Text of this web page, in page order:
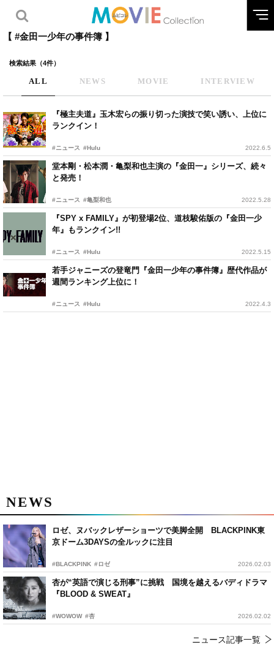
【 #金田一少年の事件簿 】
検索結果（4件）
ALL NEWS MOVIE INTERVIEW
『極主夫道』玉木宏らの振り切った演技で笑い誘い、上位に
ランクイン！
#ニュース #Hulu 2022.6.5
堂本剛・松本潤・亀梨和也主演の『金田一』シリーズ、続々
と発売！
#ニュース #亀梨和也 2022.5.28
『SPY x FAMILY』が初登場2位、道枝駿佑版の『金田一少
年』もランクイン!!
#ニュース #Hulu 2022.5.15
若手ジャニーズの登竜門『金田一少年の事件簿』歴代作品が
週間ランキング上位に！
#ニュース #Hulu 2022.4.3
NEWS
ロゼ、ヌバックレザーショーツで美脚全開 BLACKPINK東
京ドーム3DAYSの全ルックに注目
#BLACKPINK #ロゼ 2026.02.03
杏が“英語で演じる刑事”に挑戦 国境を越えるバディドラマ
『BLOOD & SWEAT』
#WOWOW #杏 2026.02.02
ニュース記事一覧